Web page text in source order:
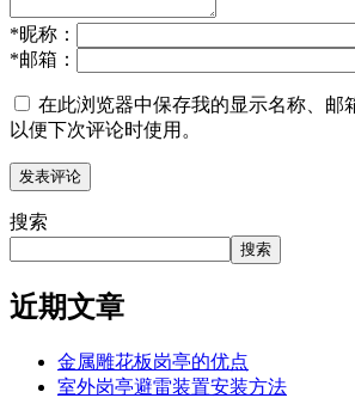
*昵称：
*邮箱：
在此浏览器中保存我的显示名称、邮
以便下次评论时使用。
搜索
搜索
近期文章
金属雕花板岗亭的优点
室外岗亭避雷装置安装方法